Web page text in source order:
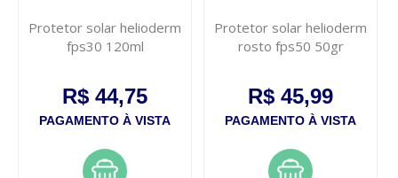
Protetor solar helioderm
fps30 120ml
R$ 44,75
PAGAMENTO À VISTA
Protetor solar helioderm
rosto fps50 50gr
R$ 45,99
PAGAMENTO À VISTA